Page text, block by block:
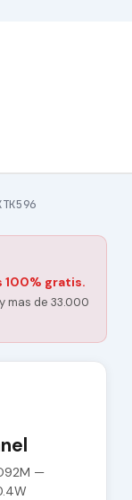
100% gratis.
mas de 33.000
—